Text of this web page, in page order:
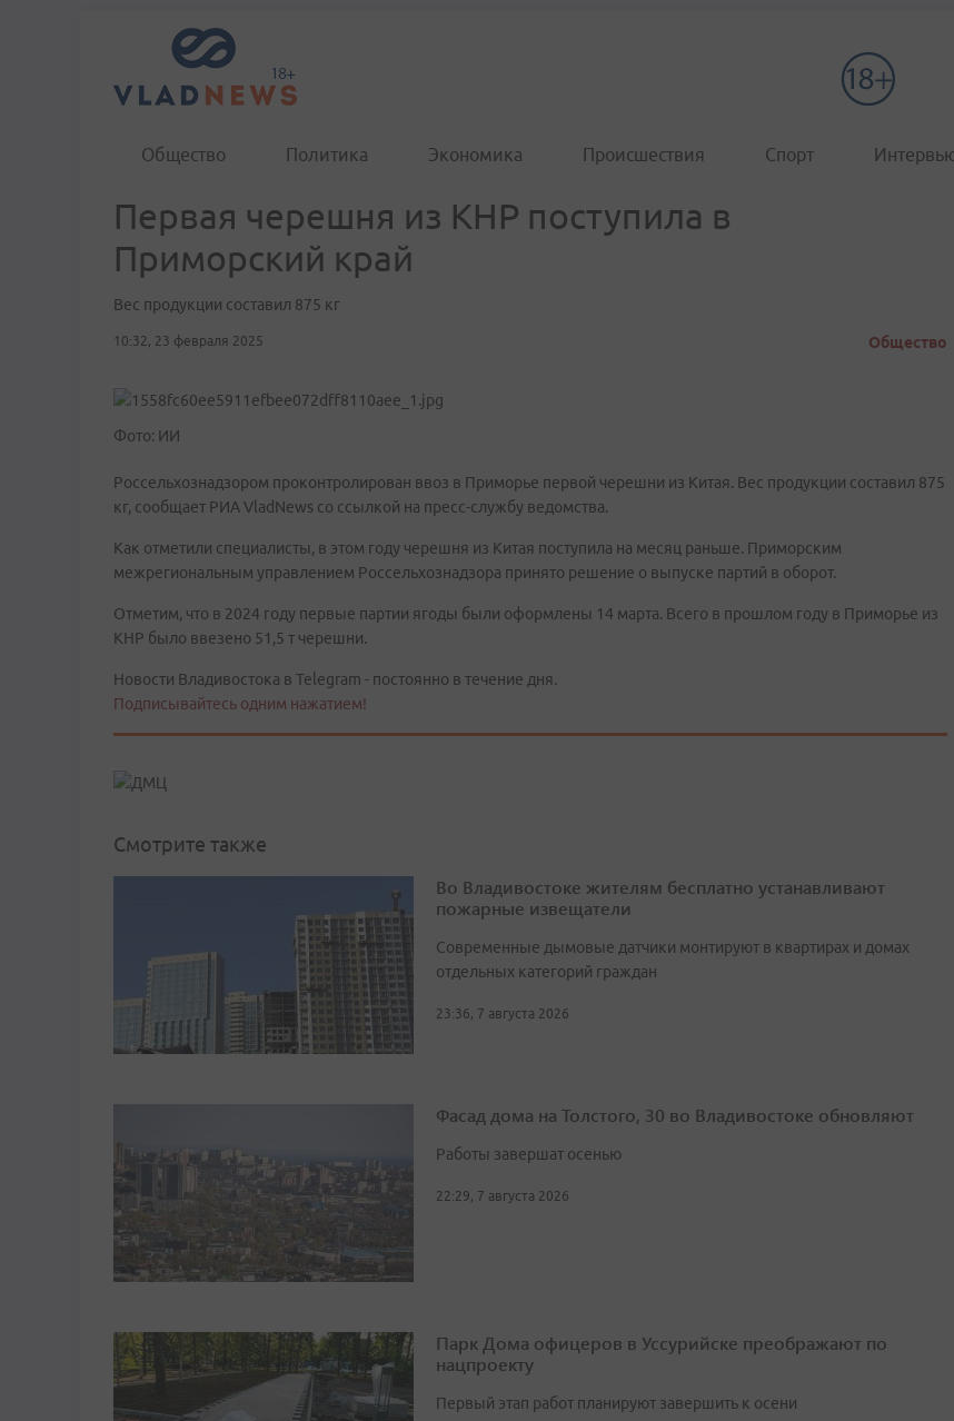
Общество Политика Экономика Происшествия Спорт
Первая черешня из КНР поступила в
Приморский край
Вес продукции составил 875 кг
10:32, 23 февраля 2025 Общество
Фото: ИИ
Россельхознадзором проконтролирован ввоз в Приморье первой черешни из Китая. Вес продукции составил 875
кг, сообщает РИА VladNews со ссылкой на пресс-службу ведомства.
Как отметили специалисты, в этом году черешня из Китая поступила на месяц раньше. Приморским
межрегиональным управлением Россельхознадзора принято решение о выпуске партий в оборот.
Отметим, что в 2024 году первые партии ягоды были оформлены 14 марта. Всего в прошлом году в Приморье из
КНР было ввезено 51,5 т черешни.
Новости Владивостока в Telegram - постоянно в течение дня.
Подписывайтесь одним нажатием!
Смотрите также
Во Владивостоке жителям бесплатно устанавливают
пожарные извещатели
Современные дымовые датчики монтируют в квартирах и домах
отдельных категорий граждан
23:36, 7 августа 2026
Фасад дома на Толстого, 30 во Владивостоке обновляют
Работы завершат осенью
22:29, 7 августа 2026
Парк Дома офицеров в Уссурийске преображают по
нацпроекту
Первый этап работ планируют завершить к осени